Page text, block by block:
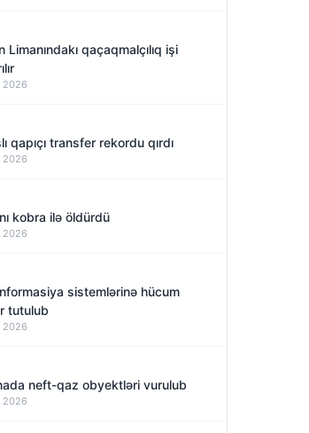
Limanındakı qaçaqmalçılıq işi
2026
qapıçı transfer rekordu qırdı
2026
kobra ilə öldürdü
2026
sistemlərinə hücum
tutulub
2026
neft-qaz obyektləri vurulub
2026